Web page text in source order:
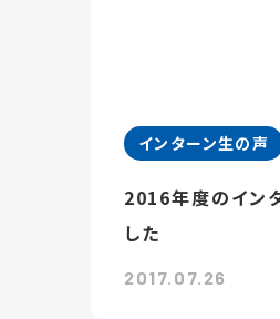
インターン生の声
2016年度のイン
した
2017.07.26